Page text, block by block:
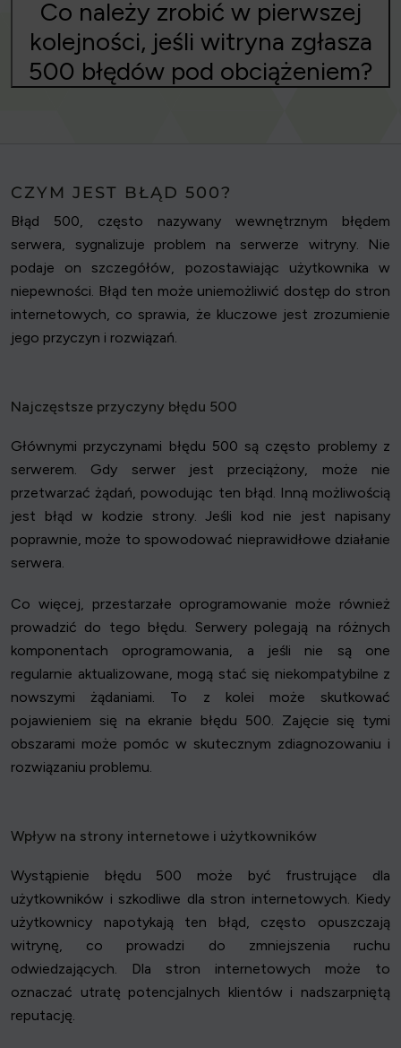
Co należy zrobić w pierwszej
kolejności, jeśli witryna zgłasza
500 błędów pod obciążeniem?
CZYM JEST BŁĄD 500?
Błąd 500, często nazywany wewnętrznym błędem
serwera, sygnalizuje problem na serwerze witryny. Nie
podaje on szczegółów, pozostawiając użytkownika w
niepewności. Błąd ten może uniemożliwić dostęp do stron
internetowych, co sprawia, że kluczowe jest zrozumienie
jego przyczyn i rozwiązań.
Najczęstsze przyczyny błędu 500
Głównymi przyczynami błędu 500 są często problemy z
serwerem. Gdy serwer jest przeciążony, może nie
przetwarzać żądań, powodując ten błąd. Inną możliwością
jest błąd w kodzie strony. Jeśli kod nie jest napisany
poprawnie, może to spowodować nieprawidłowe działanie
serwera.
Co więcej, przestarzałe oprogramowanie może również
prowadzić do tego błędu. Serwery polegają na różnych
komponentach oprogramowania, a jeśli nie są one
regularnie aktualizowane, mogą stać się niekompatybilne z
nowszymi żądaniami. To z kolei może skutkować
pojawieniem się na ekranie błędu 500. Zajęcie się tymi
obszarami może pomóc w skutecznym zdiagnozowaniu i
rozwiązaniu problemu.
Wpływ na strony internetowe i użytkowników
Wystąpienie błędu 500 może być frustrujące dla
użytkowników i szkodliwe dla stron internetowych. Kiedy
użytkownicy napotykają ten błąd, często opuszczają
witrynę, co prowadzi do zmniejszenia ruchu
odwiedzających. Dla stron internetowych może to
oznaczać utratę potencjalnych klientów i nadszarpniętą
reputację.